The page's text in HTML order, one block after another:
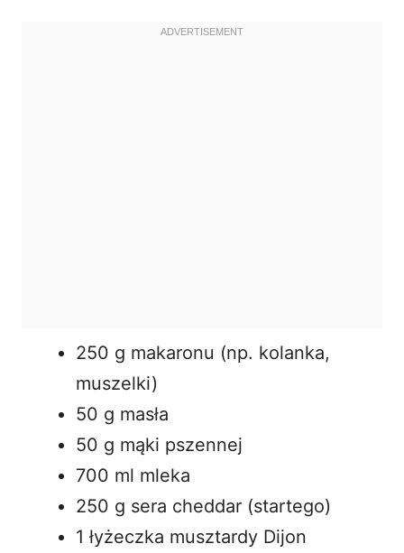
250 g makaronu (np. kolanka,
muszelki)
50 g masła
50 g mąki pszennej
700 ml mleka
250 g sera cheddar (startego)
1 łyżeczka musztardy Dijon